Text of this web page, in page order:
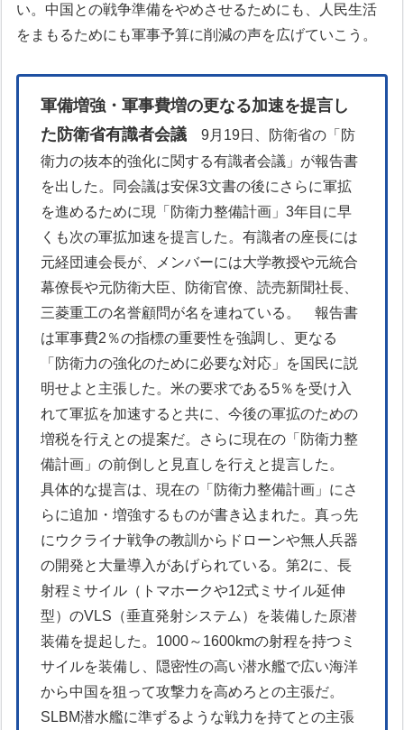
い。中国との戦争準備をやめさせるためにも、人民生活
をまもるためにも軍事予算に削減の声を広げていこう。
軍備増強・軍事費増の更なる加速を提言し
た防衛省有識者会議 9月19日、防衛省の「防
衛力の抜本的強化に関する有識者会議」が報告書
を出した。同会議は安保3文書の後にさらに軍拡
を進めるために現「防衛力整備計画」3年目に早
くも次の軍拡加速を提言した。有識者の座長には
元経団連会長が、メンバーには大学教授や元統合
幕僚長や元防衛大臣、防衛官僚、読売新聞社長、
三菱重工の名誉顧問が名を連ねている。
報告書
は軍事費2％の指標の重要性を強調し、更なる
「防衛力の強化のために必要な対応」を国民に説
明せよと主張した。米の要求である5％を受け入
れて軍拡を加速すると共に、今後の軍拡のための
増税を行えとの提案だ。さらに現在の「防衛力整
備計画」の前倒しと見直しを行えと提言した。
具体的な提言は、現在の「防衛力整備計画」にさ
らに追加・増強するものが書き込まれた。真っ先
にウクライナ戦争の教訓からドローンや無人兵器
の開発と大量導入があげられている。第2に、長
射程ミサイル（トマホークや12式ミサイル延伸
型）のVLS（垂直発射システム）を装備した原潜
装備を提起した。1000～1600kmの射程を持つミ
サイルを装備し、隠密性の高い潜水艦で広い海洋
から中国を狙って攻撃力を高めろとの主張だ。
SLBM潜水艦に準ずるような戦力を持てとの主張